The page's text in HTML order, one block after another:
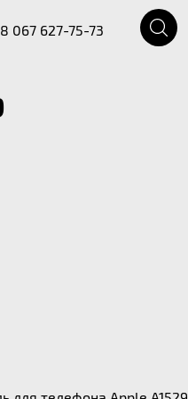
067 627-75-73